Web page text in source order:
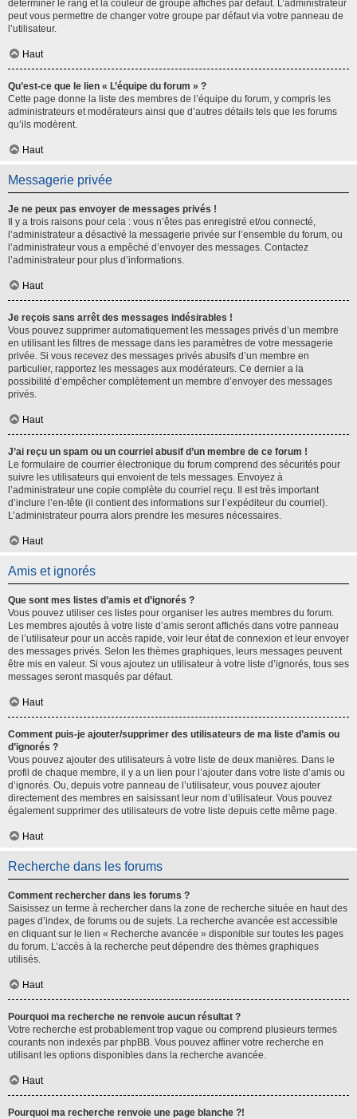
déterminer le rang et la couleur de groupe affichés par défaut. L’administrateur
peut vous permettre de changer votre groupe par défaut via votre panneau de
l’utilisateur.
Haut
Qu’est-ce que le lien « L’équipe du forum » ?
Cette page donne la liste des membres de l’équipe du forum, y compris les
administrateurs et modérateurs ainsi que d’autres détails tels que les forums
qu’ils modèrent.
Haut
Messagerie privée
Je ne peux pas envoyer de messages privés !
Il y a trois raisons pour cela : vous n’êtes pas enregistré et/ou connecté,
l’administrateur a désactivé la messagerie privée sur l’ensemble du forum, ou
l’administrateur vous a empêché d’envoyer des messages. Contactez
l’administrateur pour plus d’informations.
Haut
Je reçois sans arrêt des messages indésirables !
Vous pouvez supprimer automatiquement les messages privés d’un membre
en utilisant les filtres de message dans les paramètres de votre messagerie
privée. Si vous recevez des messages privés abusifs d’un membre en
particulier, rapportez les messages aux modérateurs. Ce dernier a la
possibilité d’empêcher complètement un membre d’envoyer des messages
privés.
Haut
J’ai reçu un spam ou un courriel abusif d’un membre de ce forum !
Le formulaire de courrier électronique du forum comprend des sécurités pour
suivre les utilisateurs qui envoient de tels messages. Envoyez à
l’administrateur une copie complète du courriel reçu. Il est très important
d’inclure l’en-tête (il contient des informations sur l’expéditeur du courriel).
L’administrateur pourra alors prendre les mesures nécessaires.
Haut
Amis et ignorés
Que sont mes listes d’amis et d’ignorés ?
Vous pouvez utiliser ces listes pour organiser les autres membres du forum.
Les membres ajoutés à votre liste d’amis seront affichés dans votre panneau
de l’utilisateur pour un accès rapide, voir leur état de connexion et leur envoyer
des messages privés. Selon les thèmes graphiques, leurs messages peuvent
être mis en valeur. Si vous ajoutez un utilisateur à votre liste d’ignorés, tous ses
messages seront masqués par défaut.
Haut
Comment puis-je ajouter/supprimer des utilisateurs de ma liste d’amis ou
d’ignorés ?
Vous pouvez ajouter des utilisateurs à votre liste de deux manières. Dans le
profil de chaque membre, il y a un lien pour l’ajouter dans votre liste d’amis ou
d’ignorés. Ou, depuis votre panneau de l’utilisateur, vous pouvez ajouter
directement des membres en saisissant leur nom d’utilisateur. Vous pouvez
également supprimer des utilisateurs de votre liste depuis cette même page.
Haut
Recherche dans les forums
Comment rechercher dans les forums ?
Saisissez un terme à rechercher dans la zone de recherche située en haut des
pages d’index, de forums ou de sujets. La recherche avancée est accessible
en cliquant sur le lien « Recherche avancée » disponible sur toutes les pages
du forum. L’accès à la recherche peut dépendre des thèmes graphiques
utilisés.
Haut
Pourquoi ma recherche ne renvoie aucun résultat ?
Votre recherche est probablement trop vague ou comprend plusieurs termes
courants non indexés par phpBB. Vous pouvez affiner votre recherche en
utilisant les options disponibles dans la recherche avancée.
Haut
Pourquoi ma recherche renvoie une page blanche ?!